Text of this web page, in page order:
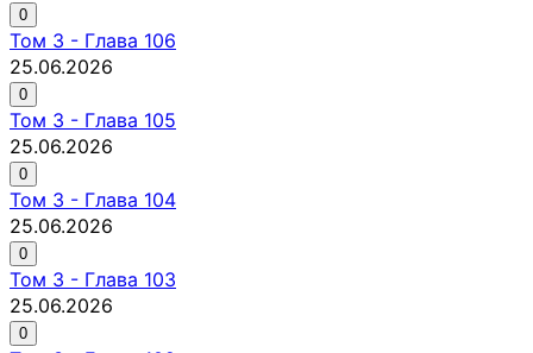
0
Том 3 - Глава 106
25.06.2026
0
Том 3 - Глава 105
25.06.2026
0
Том 3 - Глава 104
25.06.2026
0
Том 3 - Глава 103
25.06.2026
0